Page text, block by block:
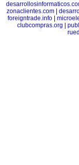
zonaclientes.com|
foreigntrade.info
clubcompras.org